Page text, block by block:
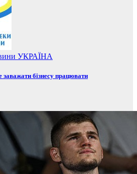
УКРАЇНА
заважати бізнесу працювати